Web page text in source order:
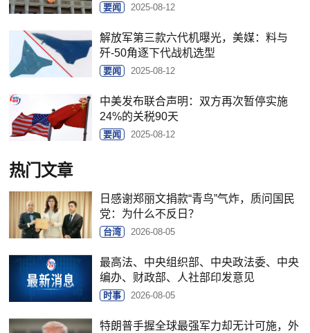
要闻 2025-08-12
解放军第三款六代机曝光，美媒：料与
歼-50角逐下代战机选型
要闻 2025-08-12
中美发布联合声明：双方再次暂停实施
24%的关税90天
要闻 2025-08-12
热门文章
日感谢郑丽文捐款“青鸟”气炸，质问国民
党：为什么不反日？
台湾 2026-08-05
最高法、中央组织部、中央政法委、中央
编办、财政部、人社部印发意见
时事 2026-08-05
特朗普手握全球最强军力却无计可施，外